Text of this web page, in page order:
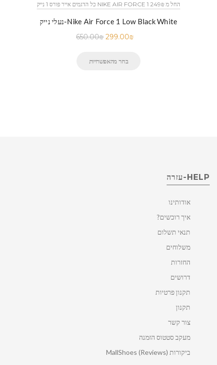
כל הדגמים אייר פורס 1 נייק NIKE AIR FORCE 1 החל מ 249₪
נעלי נייק-Nike Air Force 1 Low Black White
650.00₪ 299.00₪
בחר מהאפשרויות
HELP-עזרה
אודותינו
איך רוכשים?
תנאי תשלום
משלוחים
החזרות
דרושים
תקנון פרטיות
תקנון
צור קשר
מעקב סטטוס הזמנה
ביקורות MallShoes (Reviews)